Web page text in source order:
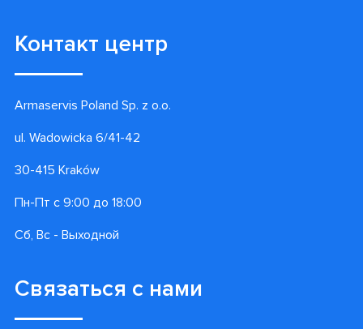
Контакт центр
Armaservis Poland Sp. z o.o.
ul. Wadowicka 6/41-42
30-415 Kraków
Пн-Пт с 9:00 до 18:00
Сб, Вс - Выходной
Связаться с нами